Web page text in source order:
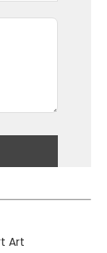
Art